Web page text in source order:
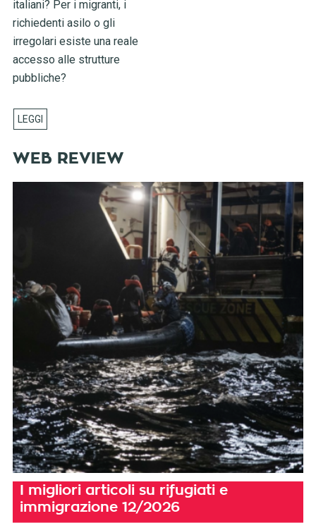
italiani? Per i migranti, i
richiedenti asilo o gli
irregolari esiste una reale
accesso alle strutture
pubbliche?
WEB REVIEW
I migliori articoli su rifugiati e
immigrazione 12/2026